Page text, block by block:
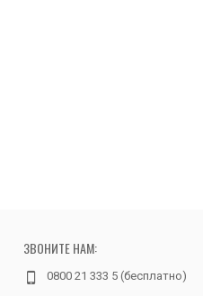
ЗВОНИТЕ НАМ:
0800 21 333 5 (бесплатно)